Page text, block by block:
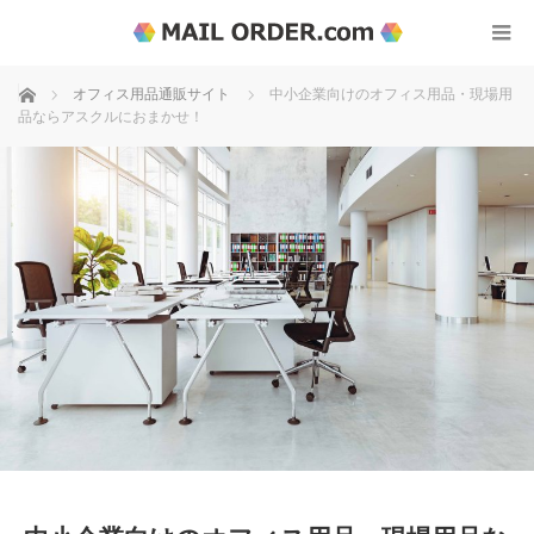
ホーム オフィス用品通販サイト
中小企業向けのオフィス用品・現場用
品ならアスクルにおまかせ！